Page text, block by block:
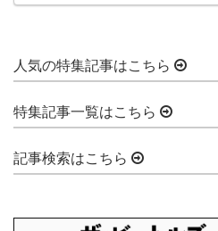
人気の特集記事はこちら
特集記事一覧はこちら
記事検索はこちら